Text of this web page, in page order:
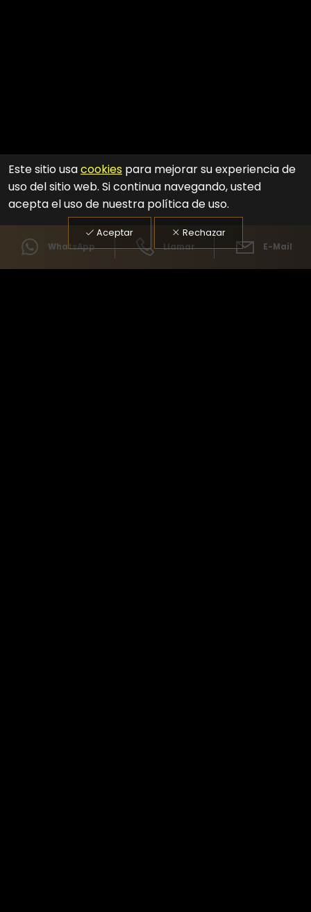
Este sitio usacookies para mejorar su experiencia de
uso del sitio web. Si continua navegando, usted
acepta el uso de nuestra política de uso.
Aceptar Rechazar
WhatsApp Llamar E-Mail